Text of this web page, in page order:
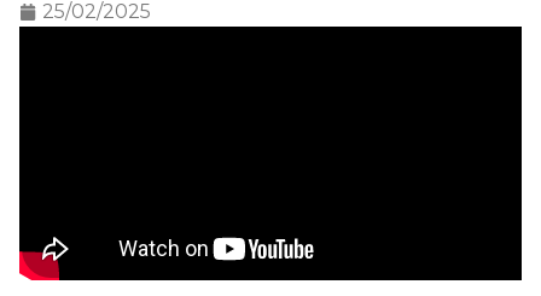
25/02/2025